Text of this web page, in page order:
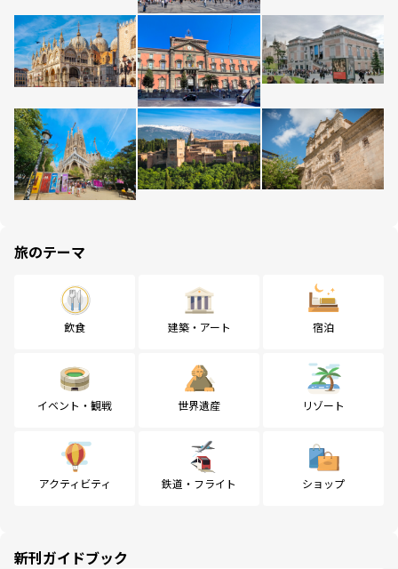
旅のテーマ
飲食 建築・アート 宿泊
イベント・観戦 世界遺産 リゾート
アクティビティ 鉄道・フライト ショップ
新刊ガイドブック